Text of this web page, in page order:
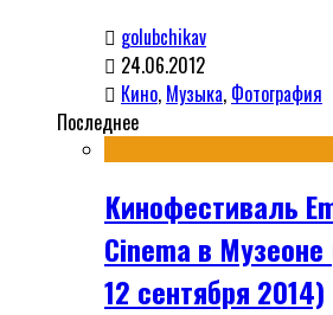
golubchikav
24.06.2012
Кино, Музыка, Фотография
Последнее
Кинофестиваль
Cinema в
12 сентября 2014)